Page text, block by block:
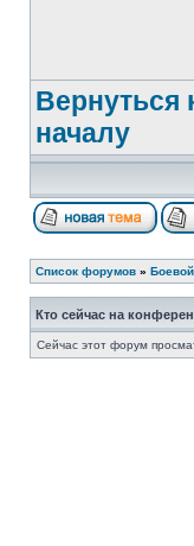
Вернуться
началу
Список форумов »
Кто сейчас на
Сейчас этот форум